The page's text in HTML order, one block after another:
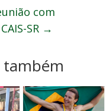
com
SR →
também